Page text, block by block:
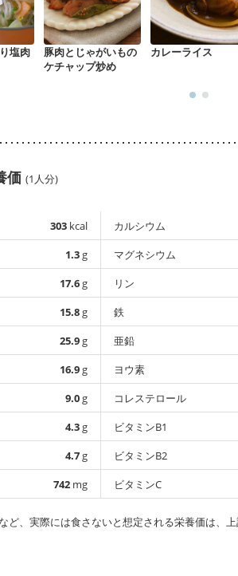
塩肉
豚肉とじゃがいもの
ケチャップ炒め
カレーライス
価 (1人分)
303 kcal
1.3g
17.6g
15.8g
25.9g
16.9g
9.0g
4.3g
4.7g
742 mg
カルシウム
マグネシウム
リン
鉄
亜鉛
ヨウ素
コレステロール
ビタミンB1
ビタミンB2
ビタミンC
ど、実際には食さないと想定される栄養価は、上